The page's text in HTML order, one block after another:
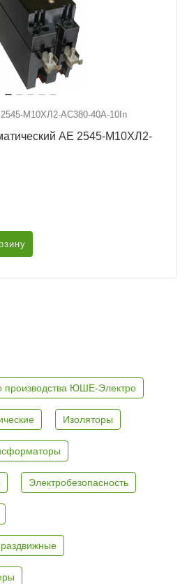
М10ХЛ2-AC380-40А-10In
АЕ 2545-М10ХЛ2-
производства ЮШЕ-Электро
Изоляторы
Электробезопасность